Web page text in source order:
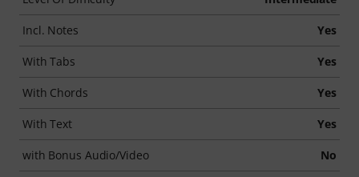
Incl. Notes Yes
With Tabs Yes
With Chords Yes
With Text Yes
with Bonus Audio/Video No